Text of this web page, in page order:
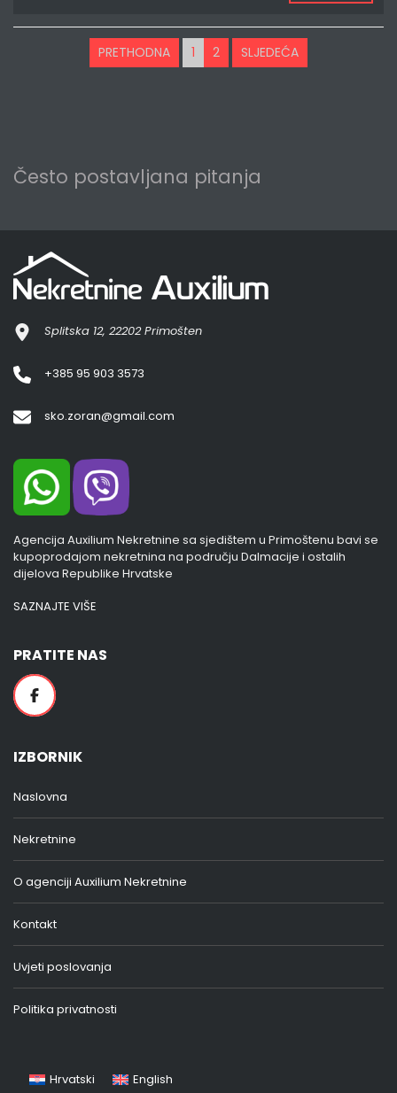
PRETHODNA 1 2 SLJEDEĆA
Često postavljana pitanja
Splitska 12, 22202 Primošten
+385 95 903 3573
sko.zoran@gmail.com
Agencija Auxilium Nekretnine sa sjedištem u Primoštenu bavi se
kupoprodajom nekretnina na području Dalmacije i ostalih
dijelova Republike Hrvatske
SAZNAJTE VIŠE
PRATITE NAS
IZBORNIK
Naslovna
Nekretnine
O agenciji Auxilium Nekretnine
Kontakt
Uvjeti poslovanja
Politika privatnosti
Hrvatski English